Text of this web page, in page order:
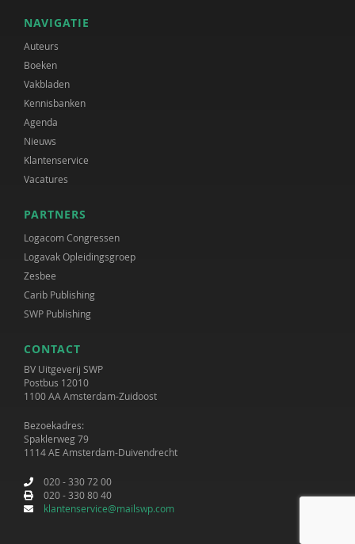
NAVIGATIE
Auteurs
Boeken
Vakbladen
Kennisbanken
Agenda
Nieuws
Klantenservice
Vacatures
PARTNERS
Logacom Congressen
Logavak Opleidingsgroep
Zesbee
Carib Publishing
SWP Publishing
CONTACT
BV Uitgeverij SWP
Postbus 12010
1100 AA Amsterdam-Zuidoost
Bezoekadres:
Spaklerweg 79
1114 AE Amsterdam-Duivendrecht
020 - 330 72 00
020 - 330 80 40
klantenservice@mailswp.com